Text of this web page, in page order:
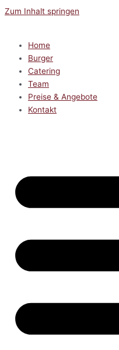
Zum Inhalt springen
Home
Burger
Catering
Team
Preise & Angebote
Kontakt